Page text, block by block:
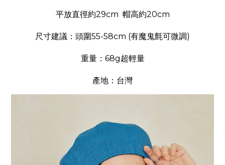
平放直徑約29cm 帽高約20cm
尺寸建議：頭圍55-58cm (有魔鬼氈可微調)
重量：68g超輕量
產地：台灣